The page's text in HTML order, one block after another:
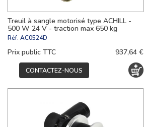
Treuil à sangle motorisé type ACHILL -
500 W 24 V - traction max 650 kg
Réf. AC0524D
Prix public TTC 937,64 €
CONTACTEZ-NOUS